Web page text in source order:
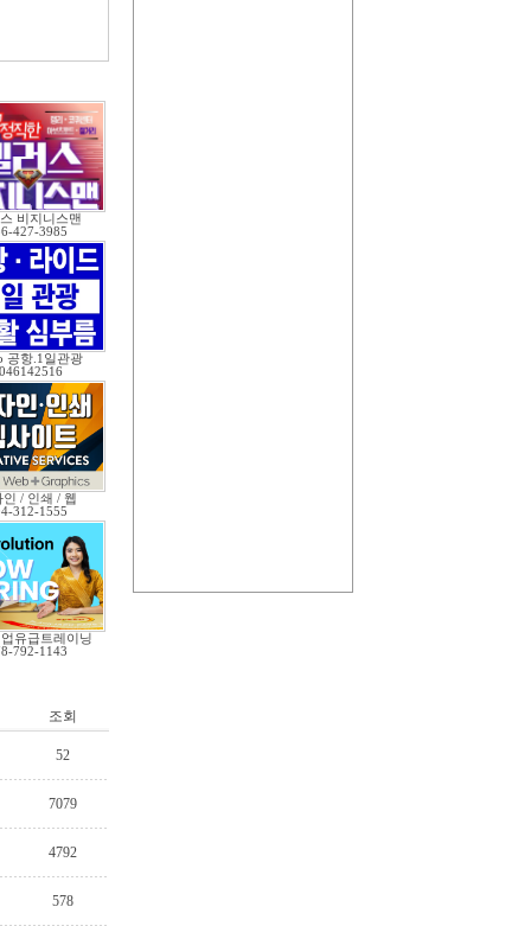
비지니스맨
427-3985
공항.1일관광
인 / 인쇄 / 웹
312-1555
유급트레이닝
792-1143
조회
52
7079
4792
578